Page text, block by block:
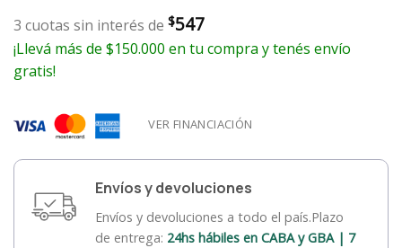
3 cuotas sin interés de $547
¡Llevá más de $150.000 en tu compra y tenés envío
gratis!
VER FINANCIACIÓN
Envíos y devoluciones
Envíos y devoluciones a todo el país.Plazo
de entrega: 24hs hábiles en CABA y GBA | 7